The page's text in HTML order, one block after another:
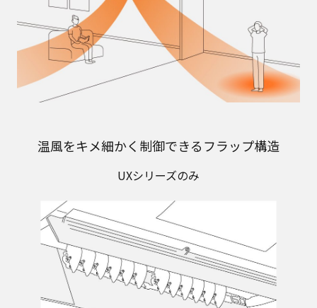
温風をキメ細かく制御できるフラップ構造
UXシリーズのみ